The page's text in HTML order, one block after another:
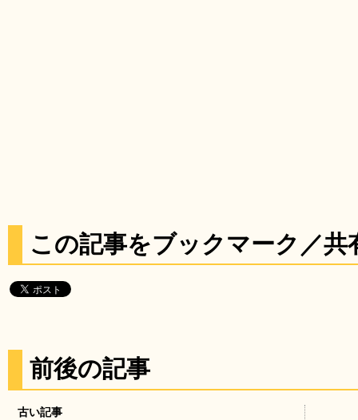
この記事をブックマーク／共
前後の記事
古い記事